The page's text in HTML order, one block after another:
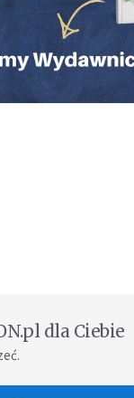
dla Ciebie